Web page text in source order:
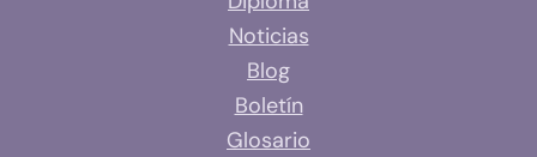
Noticias
Blog
Boletín
Glosario